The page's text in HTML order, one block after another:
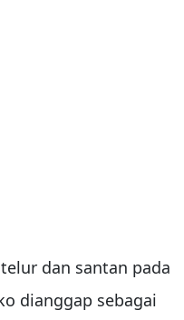
dan santan pada
dianggap sebagai